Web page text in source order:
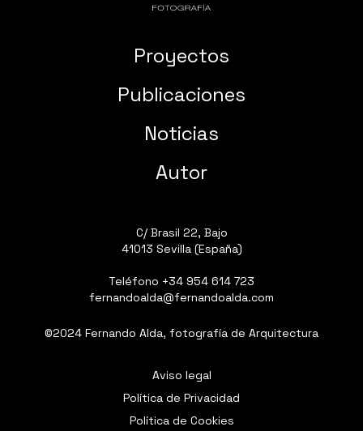
Proyectos
Publicaciones
Noticias
Autor
C/ Brasil 22, Bajo
41013 Sevilla (España)
Teléfono +34 954 614 723
fernandoalda@fernandoalda.com
©2024 Fernando Alda, fotografía de Arquitectura
Aviso legal
Política de Privacidad
Política de Cookies